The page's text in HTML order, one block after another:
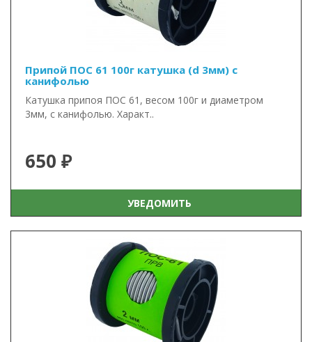
Припой ПОС 61 100г катушка (d 3мм) с
канифолью
Катушка припоя ПОС 61, весом 100г и диаметром
3мм, с канифолью. Характ..
650 ₽
УВЕДОМИТЬ